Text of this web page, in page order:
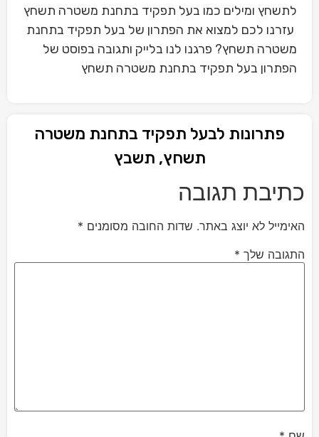
לתשחץ ומילים כמו בעל תפקיד בתחנת משטרה תשחץ
עזרנו לכם למצוא את הפתרון של בעל תפקיד בתחנת
משטרה תשחץ? פרגנו לנו בלייק ותגובה בפוסט של
הפתרון בעל תפקיד בתחנת משטרה תשחץ
פתרונות לבעל תפקיד בתחנת משטרה
תשחץ, תשבץ
כתיבת תגובה
האימייל לא יוצג באתר. שדות החובה מסומנים *
התגובה שלך *